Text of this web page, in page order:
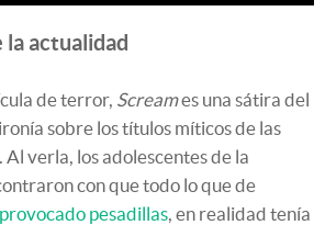
la actualidad
de terror, Screames una sátira del
sobre los títulos míticos de las
verla, los adolescentes de la
con que todo lo que de
pesadillas , en realidad tenía